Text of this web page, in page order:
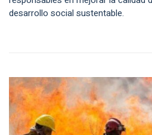
desarrollo social sustentable.